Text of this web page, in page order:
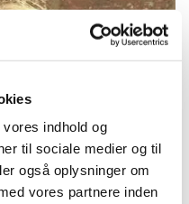
indhold og
til sociale medier og til
også oplysninger om
vores partnere inden